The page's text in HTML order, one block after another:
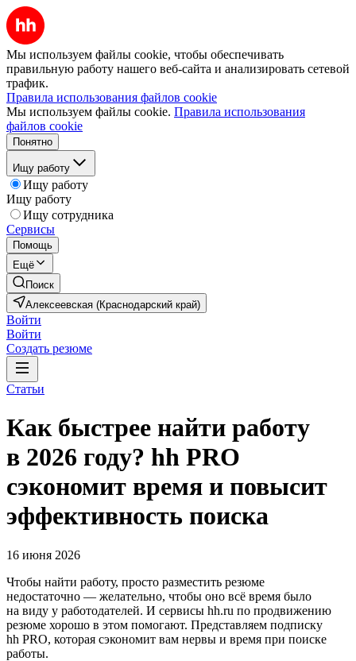
Мы используем файлы cookie, чтобы обеспечивать
правильную работу нашего веб-сайта и анализировать сетевой
трафик.
Правила использования файлов cookie
Мы используем файлы cookie. Правила использования
файлов cookie
Понятно
Ищу работу
Ищу работу
Ищу работу
Ищу сотрудника
Сервисы
Помощь
Ещё
Поиск
Алексеевская (Краснодарский край)
Войти
Войти
Создать резюме
Статьи
Как быстрее найти работу
в 2026 году? hh PRO
сэкономит время и повысит
эффективность поиска
16 июня 2026
Чтобы найти работу, просто разместить резюме
недостаточно — желательно, чтобы оно всё время было
на виду у работодателей. И сервисы hh.ru по продвижению
резюме хорошо в этом помогают. Представляем подписку
hh PRO, которая сэкономит вам нервы и время при поиске
работы.